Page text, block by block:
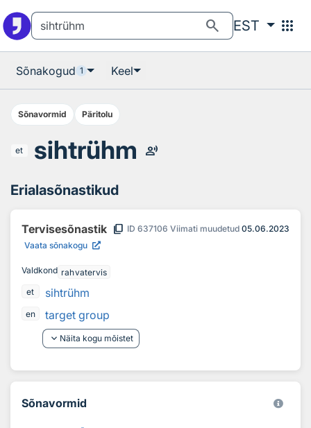
search EST apps
Sõnakogud 1 Keel
Sõnavormid Päritolu
et sihtrühm record_voice_over
Erialasõnastikud
Tervisesõnastik content_copy ID 637106 Viimati muudetud 05.06.2023
Vaata sõnakogu
Valdkond rahvatervis
et
sihtrühm
en
target group
keyboard_arrow_down Näita kogu mõistet
Sõnavormid